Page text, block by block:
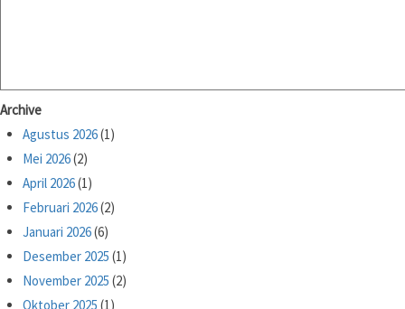
Archive
Agustus 2026(1)
Mei 2026(2)
April 2026(1)
Februari 2026(2)
Januari 2026(6)
Desember 2025 (1)
November 2025 (2)
Oktober 2025 (1)